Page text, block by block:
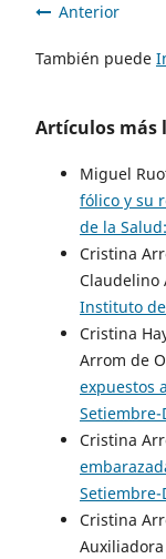
Anterior
También puede
Artículos más
Miguel
fólico y su
de la
Cristina
Claudelino
Instituto
Cristina
Arrom de
expuestos
Cristina
Cristina